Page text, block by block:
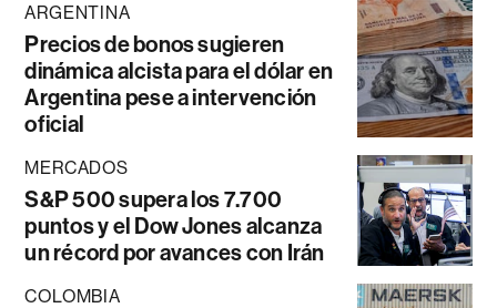
ARGENTINA
Precios de bonos sugieren
dinámica alcista para el dólar en
Argentina pese a intervención
oficial
MERCADOS
S&P 500 supera los 7.700
puntos y el Dow Jones alcanza
un récord por avances con Irán
COLOMBIA